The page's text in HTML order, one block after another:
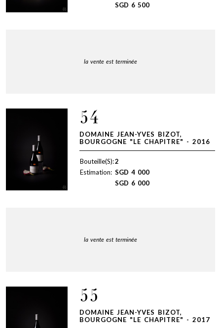
SGD 6 500
la vente est terminée
54
DOMAINE JEAN-YVES BIZOT,
BOURGOGNE "LE CHAPITRE" - 2016
Bouteille(S):2
Estimation: SGD 4 000
SGD 6 000
la vente est terminée
55
DOMAINE JEAN-YVES BIZOT,
BOURGOGNE "LE CHAPITRE" - 2017